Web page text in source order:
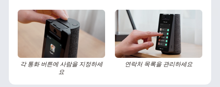
각 통화 버튼에 사람을 지정하세
요
연락처 목록을 관리하세요